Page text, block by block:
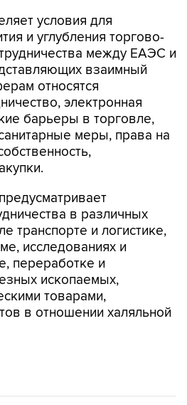
условия для
и углубления торгово-
между ЕАЭС и
взаимный
относятся
электронная
барьеры в торговле,
меры, права на
в различных
транспорте и логистике,
исследованиях и
переработке и
ископаемых,
товарами,
в отношении халяльной